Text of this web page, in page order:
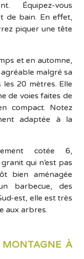
Équipez-vous
de bain. En effet,
piquer une tête
et en automne,
malgré sa
20 mètres. Elle
de voies faites de
compact. Notez
adaptée à la
cotée 6,
qui n’est pas
bien aménagée
barbecue, des
est, elle est très
aux arbres.
MONTAGNE À